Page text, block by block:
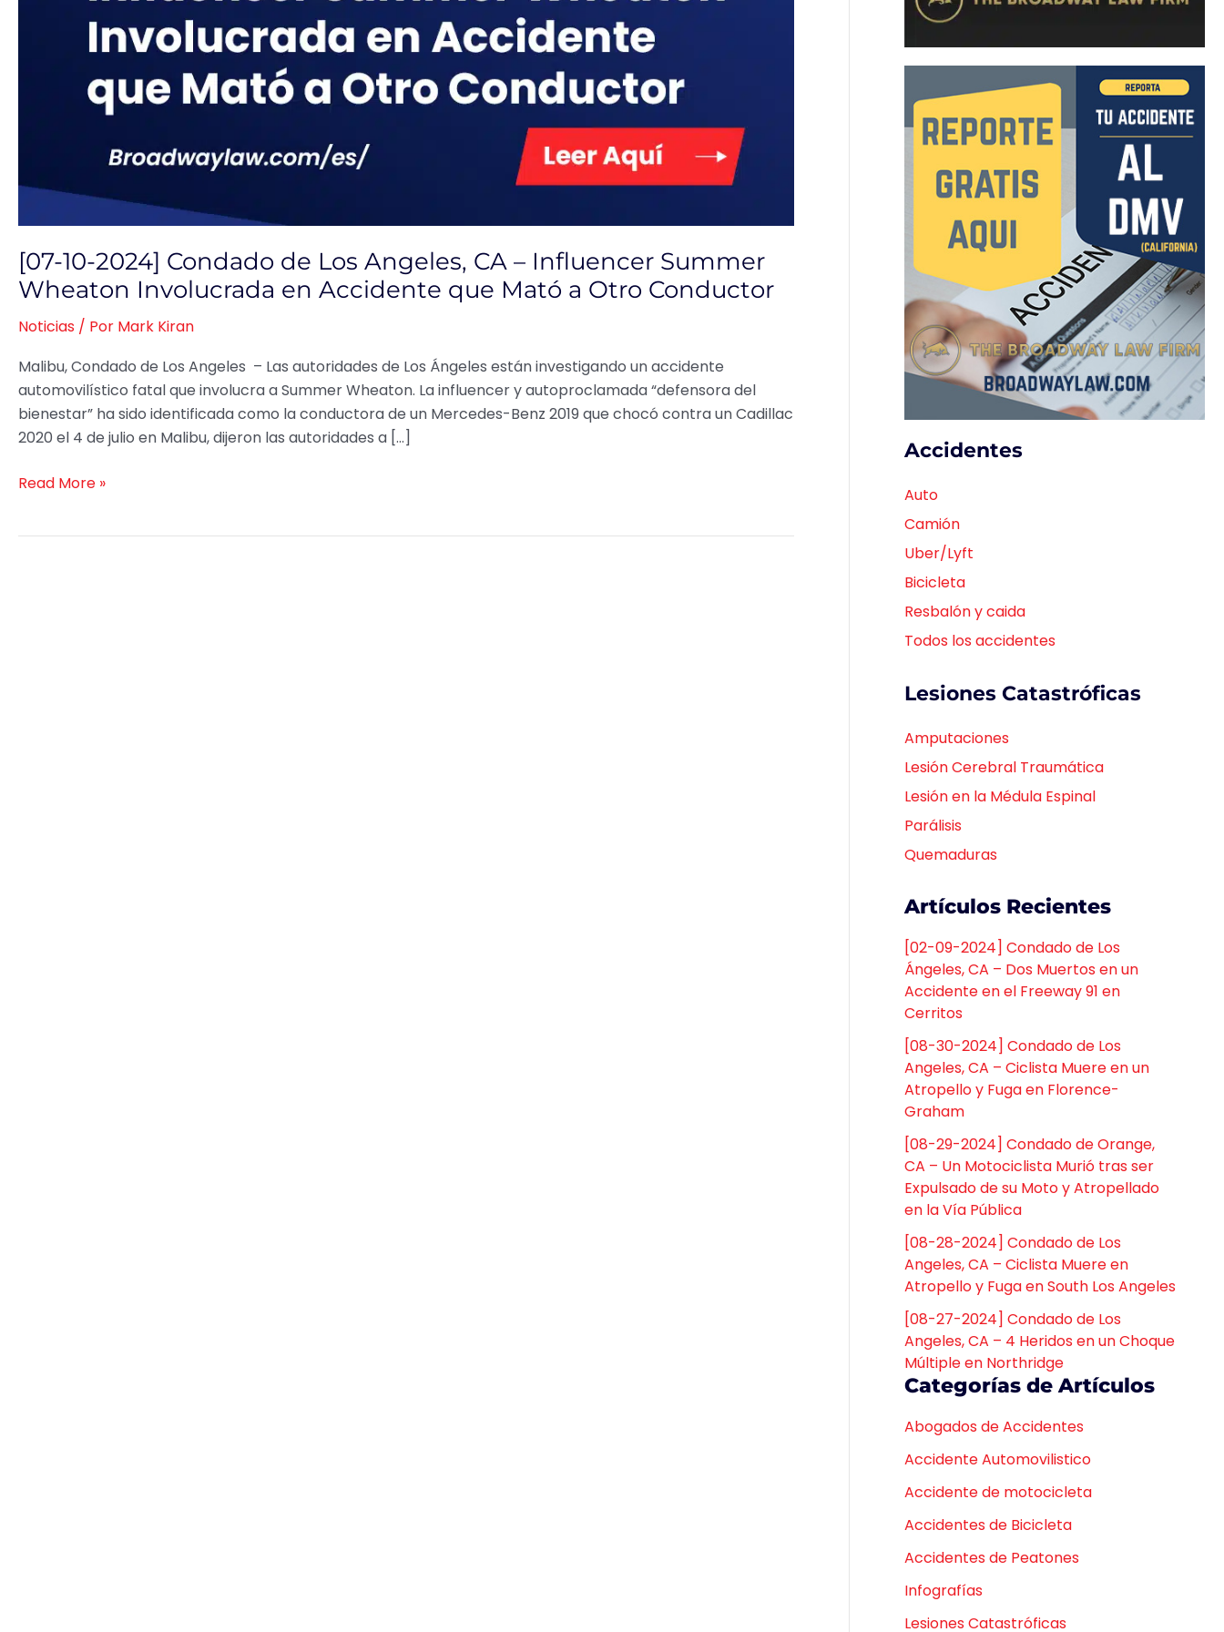
[07-10-2024] Condado de Los Angeles, CA – Influencer Summer
Wheaton Involucrada en Accidente que Mató a Otro Conductor
Noticias / Por Mark Kiran
Malibu, Condado de Los Angeles – Las autoridades de Los Ángeles están investigando un accidente
automovilístico fatal que involucra a Summer Wheaton. La influencer y autoproclamada “defensora del
bienestar” ha sido identificada como la conductora de un Mercedes-Benz 2019 que chocó contra un Cadillac
2020 el 4 de julio en Malibu, dijeron las autoridades a […]
Accidente
Read More »
Accidentes
Auto
Camión
Uber/Lyft
Bicicleta
Resbalón y caida
Todos los accidentes
Lesiones Catastróficas
Amputaciones
Lesión Cerebral Traumática
Lesión en la Médula Espinal
Parálisis
Quemaduras
Artículos Recientes
[02-09-2024] Condado de Los
Ángeles, CA – Dos Muertos en un
Accidente en el Freeway 91 en
Cerritos
[08-30-2024] Condado de Los
Angeles, CA – Ciclista Muere en un
Atropello y Fuga en Florence-
Graham
[08-29-2024] Condado de Orange,
CA – Un Motociclista Murió tras ser
Expulsado de su Moto y Atropellado
en la Vía Pública
[08-28-2024] Condado de Los
Angeles, CA – Ciclista Muere en
Atropello y Fuga en South Los Angeles
[08-27-2024] Condado de Los
Angeles, CA – 4 Heridos en un Choque
Múltiple en Northridge
Categorías de Artículos
Abogados de Accidentes
Accidente Automovilistico
Accidente de motocicleta
Accidentes de Bicicleta
Accidentes de Peatones
Infografías
Lesiones Catastróficas